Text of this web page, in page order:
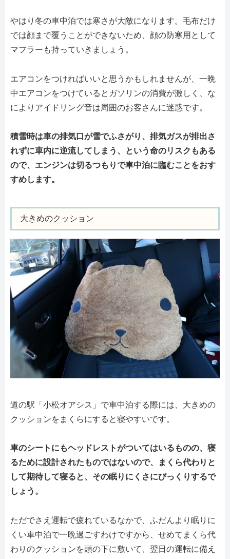
やはり冬の車中泊では寒さが大敵になります。毛布だけ
では顔まで覆うことができないため、顔の防寒用として
マフラーも持っていきましょう。
エアコンをつければいいと思うかもしれませんが、一晩
中エアコンをつけているとガソリンの消費が激しく、な
によりアイドリング音は周囲のお客さんに迷惑です。
積雪時は車の排気口が雪でふさがり、排気ガスが排出さ
れずに車内に逆流してしまう、という命のリスクもある
ので、エンジンは切るつもりで車中泊に臨むことをおす
すめします。
大きめのクッション
道の駅「小松オアシス」で車中泊する際には、大きめの
クッションをまくらにすると寝やすいです。
車のシートにもヘッドレストがついてはいるものの、寝
るために設計されたものではないので、まくら代わりと
して期待して寝ると、その眠りにくさにびっくりするで
しょう。
ただでさえ運転で疲れているなかで、ふだんより眠りに
くい車中泊で一晩過ごすわけですから、せめてまくら代
わりのクッションを頭の下に敷いて、翌日の運転に備え